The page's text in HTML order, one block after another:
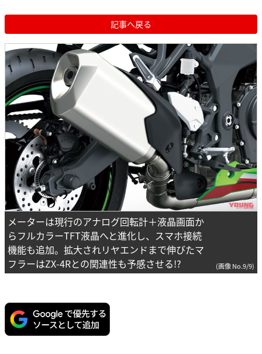
記事へ戻る
メーターは現行のアナログ回転計＋液晶画面か
らフルカラーTFT液晶へと進化し、スマホ接続
機能も追加。拡大されリヤエンドまで伸びたマ
フラーはZX-4Rとの関連性も予感させる!?
(画像 No.9/9)